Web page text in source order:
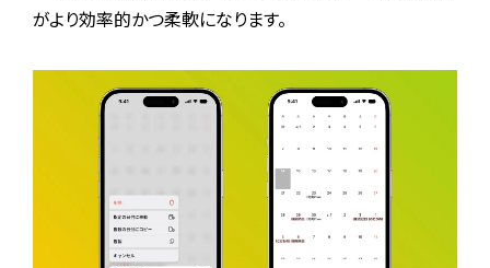
がより効率的かつ柔軟になります。